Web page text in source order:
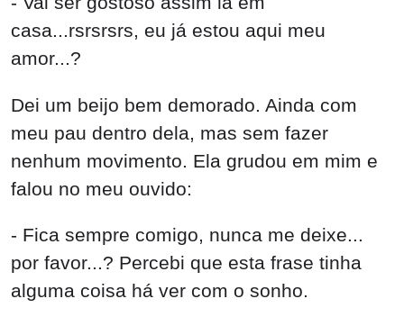
casa...rsrsrsrs, eu já estou aqui meu
amor...?
Dei um beijo bem demorado. Ainda com
meu pau dentro dela, mas sem fazer
nenhum movimento. Ela grudou em mim e
falou no meu ouvido:
- Fica sempre comigo, nunca me deixe...
por favor...? Percebi que esta frase tinha
alguma coisa há ver com o sonho.